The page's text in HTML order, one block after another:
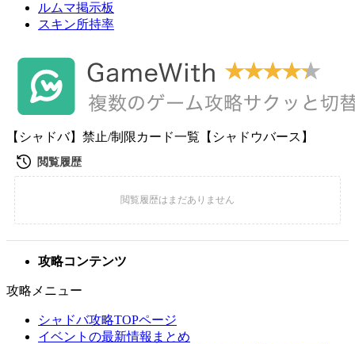
ルムマ掲示板
スキン所持率
【シャドバ】禁止/制限カード一覧【シャドウバース】
攻略コンテンツ
攻略メニュー
シャドバ攻略TOPページ
イベントの最新情報まとめ